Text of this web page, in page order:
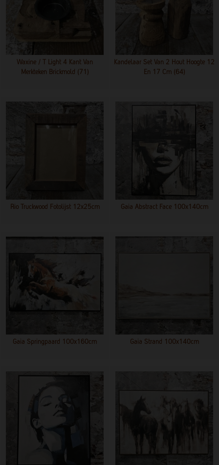
Waxine / T Light 4 Kant Van
Merkteken Brickmold (71)
Kandelaar Set Van 2 Hout Hoogte 12
En 17 Cm (64)
Rio Truckwood Fotolijst 12x25cm Gaia Abstract Face 100x140cm
Gaia Springpaard 100x160cm Gaia Strand 100x140cm